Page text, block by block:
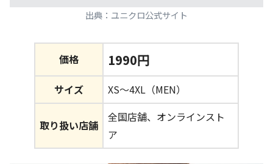
出典：ユニクロ公式サイト
価格 1990円
サイズ XS～4XL（MEN）
取り扱い店舗
全国店舗、オンラインスト
ア